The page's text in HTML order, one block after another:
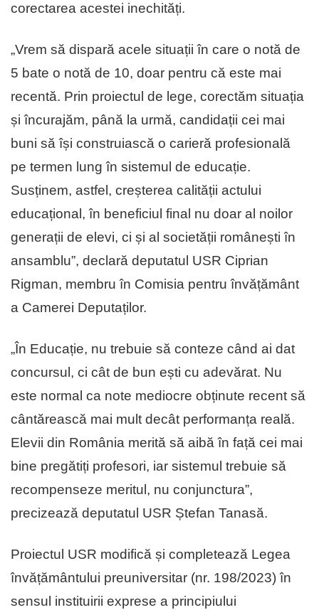
corectarea acestei inechități.
„Vrem să dispară acele situații în care o notă de
5 bate o notă de 10, doar pentru că este mai
recentă. Prin proiectul de lege, corectăm situația
și încurajăm, până la urmă, candidații cei mai
buni să își construiască o carieră profesională
pe termen lung în sistemul de educație.
Susținem, astfel, creșterea calității actului
educațional, în beneficiul final nu doar al noilor
generații de elevi, ci și al societății românești în
ansamblu”, declară deputatul USR Ciprian
Rigman, membru în Comisia pentru învățământ
a Camerei Deputaților.
„În Educație, nu trebuie să conteze când ai dat
concursul, ci cât de bun ești cu adevărat. Nu
este normal ca note mediocre obținute recent să
cântărească mai mult decât performanța reală.
Elevii din România merită să aibă în față cei mai
bine pregătiți profesori, iar sistemul trebuie să
recompenseze meritul, nu conjunctura”,
precizează deputatul USR Ștefan Tanasă.
Proiectul USR modifică și completează Legea
învățământului preuniversitar (nr. 198/2023) în
sensul instituirii exprese a principiului